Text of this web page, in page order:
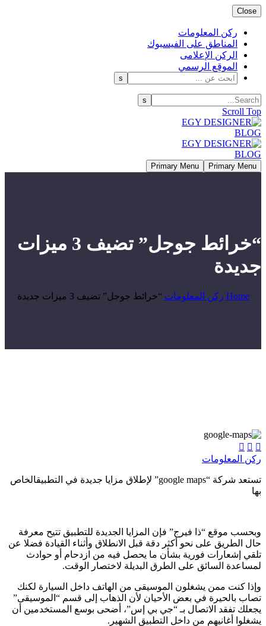
Close
ركن المعلومات
المناطق على الفيسبوك
الركن الإعلامى
الموقع الرسمي
Scroll Top
Primary Menu
Primary Menu
“خرائط جوجل” تضيف 3 ميزات
جديدة
Home ركن المعلومات “خرائط جوجل” تضيف 3 ميزات جديدة
  
ركن المعلومات
تستعد شركة “google maps” لإطلاق مزايا جديدة في التطبيقالخاص
بها
وبحسب موقع “ذا فيرج” فإن المزايا الجديدة للتطبيق تتيح معرفة
حال الطريق على نحو أكثر دقة قبل الانطلاق وأثناء القيادة فضلا عن
تلقي إشعارات فورية بشأن ما يحصل فيه من ازدحام أو حوادث
لمساعدة السائق على الطرق البديلة لاختصار الوقت.
وإذا كنت ممن يشغلون الموسيقى من الهاتف داخل السيارة لكنك
تصاب بالحيرة في بعض الأحيان لأن الذهاب إلى قسم “الموسيقى”
يجعلك تفقد الاتصال بـ “جي بي إس”، أضحى بوسع المستخدمين أن
يشغلوا أغانيهم من داخل التطبيق الشهير.